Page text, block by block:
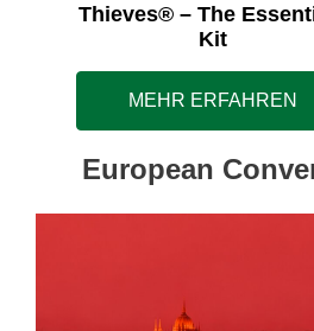
Thieves® – The
Kit
MEHR ERFAHREN
European